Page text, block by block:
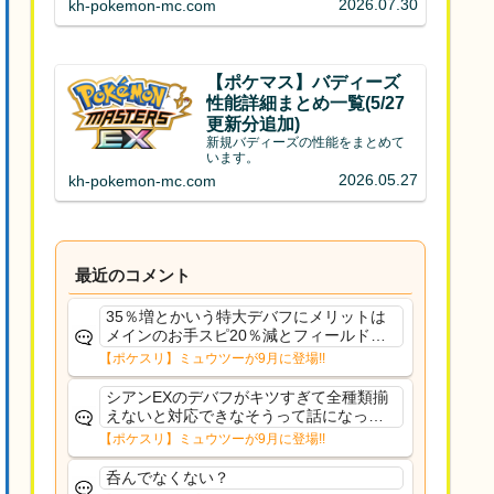
kh-pokemon-mc.com 2026.07.30
【ポケマス】バディーズ
性能詳細まとめ一覧(5/27
更新分追加)
新規バディーズの性能をまとめて
います。
kh-pokemon-mc.com 2026.05.27
最近のコメント
35％増とかいう特大デバフにメリットは
メインのお手スピ20％減とフィールド効
果のみフェアリーノーマルとか引いたら
まともに料理も作れないし終わり控えめ
に言ってカス
【ポケスリ】ミュウツーが9月に登場!!
シアンEXのデバフがキツすぎて全種類揃
えないと対応できなそうって話になって
るわ
【ポケスリ】ミュウツーが9月に登場!!
呑んでなくない？